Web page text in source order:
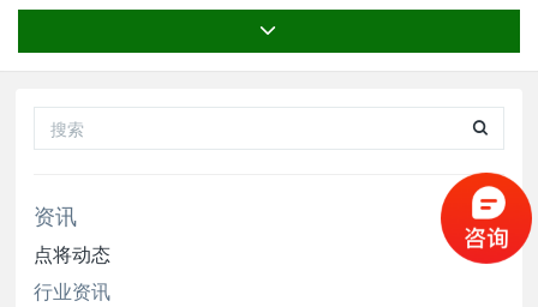
关注水分/湿度、温度、电导率/盐分、pH、ORP
等指标。 现在这类设备也很多，本文要讨论的是
EC（电导率）、pH（酸碱度
资讯
点将动态
行业资讯